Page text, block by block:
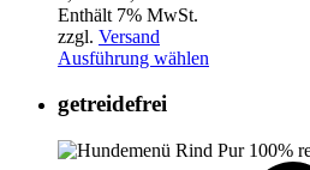
3,79€
5,99€
Enthält 7% MwSt.
zzgl. Versand
Ausführung wählen
getreidefrei